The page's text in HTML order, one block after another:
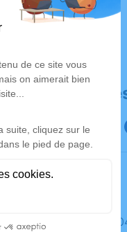
Déroulé
Le mardi